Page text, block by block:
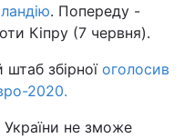
. Попереду -
Кіпру (7 червня).
збірноїоголосив
2020.
не зможе